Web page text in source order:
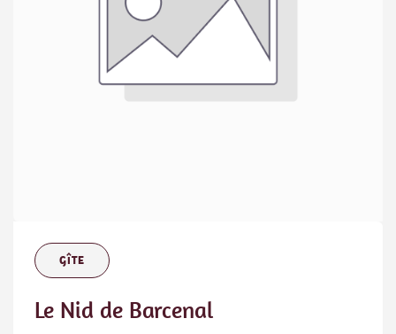
GÎTE
Le Nid de Barcenal